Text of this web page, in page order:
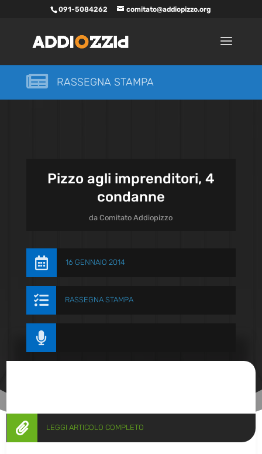
091-5084262 comitato@addiopizzo.org
 RASSEGNA STAMPA
Pizzo agli imprenditori, 4
condanne
daComitato Addiopizzo
 16 GENNAIO 2014
 RASSEGNA STAMPA

 LEGGI ARTICOLO COMPLETO